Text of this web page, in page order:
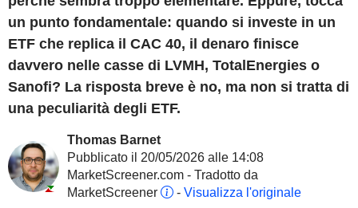
un punto fondamentale: quando si investe in un
ETF che replica il CAC 40, il denaro finisce
davvero nelle casse di LVMH, TotalEnergies o
Sanofi? La risposta breve è no, ma non si tratta di
una peculiarità degli ETF.
Thomas Barnet
Pubblicato il 20/05/2026 alle 14:08
MarketScreener.com - Tradotto da
MarketScreener
- Visualizza l'originale